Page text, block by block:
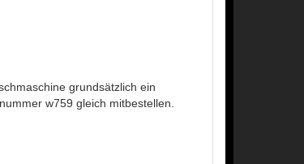
grundsätzlich ein
w759 gleich mitbestellen.